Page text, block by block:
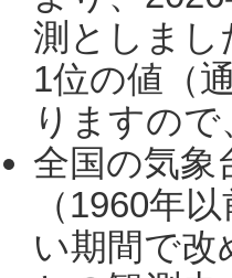
測としまし
1位の値（
りますの
全国の気象
（1960年
い期間で改